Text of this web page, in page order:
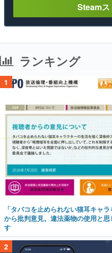
Steam
ランキング
1
「タバコを止められない猫耳キャ
から批判意見。違法薬物の使用と
す
2